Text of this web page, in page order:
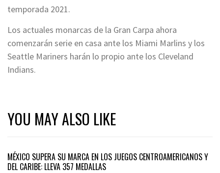
temporada 2021.
Los actuales monarcas de la Gran Carpa ahora
comenzarán serie en casa ante los Miami Marlins y los
Seattle Mariners harán lo propio ante los Cleveland
Indians.
YOU MAY ALSO LIKE
MÉXICO SUPERA SU MARCA EN LOS JUEGOS CENTROAMERICANOS Y
DEL CARIBE: LLEVA 357 MEDALLAS